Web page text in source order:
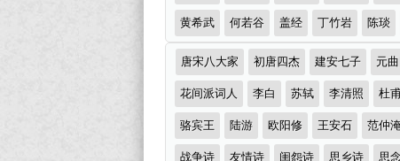
古
诗
大
全
（精
选
多
首）
者
黄希武 何若谷 盖经 丁竹岩 陈琰
诗
词
分
类
唐宋八大家 初唐四杰 建安七子 元
花间派词人 李白 苏轼 李清照 杜
骆宾王 陆游 欧阳修 王安石 范仲
战争诗 友情诗 闺怨诗 思乡诗 思